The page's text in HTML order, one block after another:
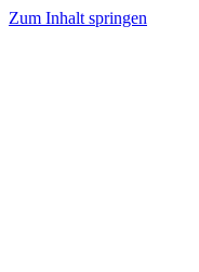
Zum Inhalt springen